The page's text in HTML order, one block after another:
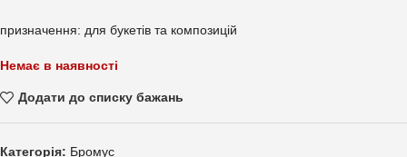
призначення: для букетів та композицій
Немає в наявності
Додати до списку бажань
Категорія: Бромус